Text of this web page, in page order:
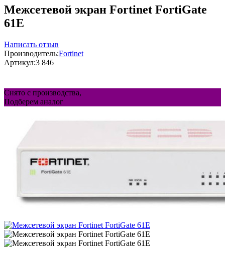
Межсетевой экран Fortinet FortiGate
61E
Написать отзыв
Производитель:Fortinet
Артикул:3 846
Снято с производства,
Подберем аналог